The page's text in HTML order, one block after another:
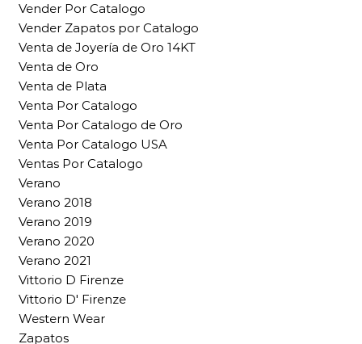
Vender Por Catalogo
Vender Zapatos por Catalogo
Venta de Joyería de Oro 14KT
Venta de Oro
Venta de Plata
Venta Por Catalogo
Venta Por Catalogo de Oro
Venta Por Catalogo USA
Ventas Por Catalogo
Verano
Verano 2018
Verano 2019
Verano 2020
Verano 2021
Vittorio D Firenze
Vittorio D' Firenze
Western Wear
Zapatos